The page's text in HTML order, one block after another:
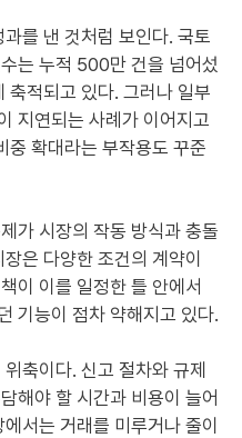
를 낸 것처럼 보인다. 국토
는 누적 500만 건을 넘어섰
축적되고 있다. 그러나 일부
지연되는 사례가 이어지고
중 확대라는 부작용도 꾸준
가 시장의 작동 방식과 충돌
은 다양한 조건의 계약이
이 이를 일정한 틀 안에서
기능이 점차 약해지고 있다.
축이다. 신고 절차와 규제
해야 할 시간과 비용이 늘어
서는 거래를 미루거나 줄이